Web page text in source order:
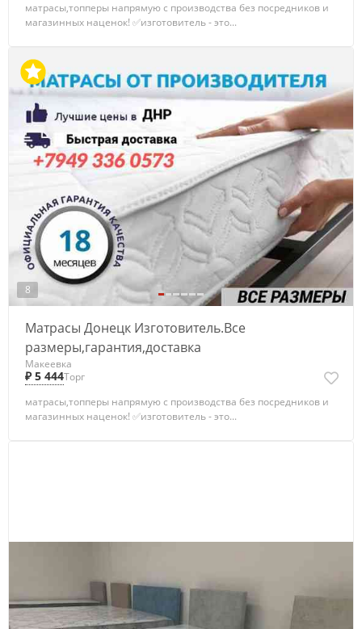
матрасы,топперы напрямую с производства без посредников и
магазинных наценок! ✅изготовитель - это...
8
Матрасы Донецк Изготовитель.Все
размеры,гарантия,доставка
Макеевка
₽ 5 444Торг
матрасы,топперы напрямую с производства без посредников и
магазинных наценок! ✅изготовитель - это...